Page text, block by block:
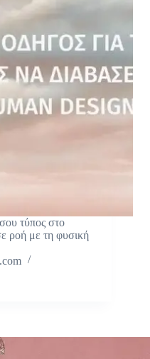
τύπος στο
ροή με τη φυσική